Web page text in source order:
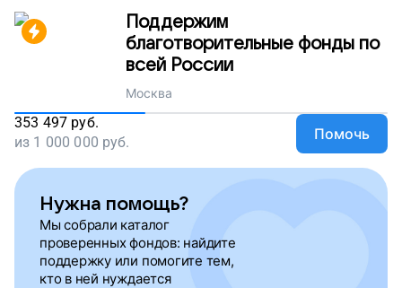
Поддержим
благотворительные фонды по
всей России
Москва
353 497 руб.
из 1 000 000 руб. Помочь
Нужна помощь?
Мы собрали каталог
проверенных фондов: найдите
поддержку или помогите тем,
кто в ней нуждается